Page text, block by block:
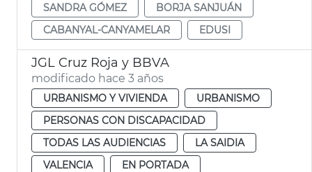
SANDRA GÓMEZ
BORJA SANJUÁN
CABANYAL-CANYAMELAR
EDUSI
JGL Cruz Roja y BBVA
modificado hace 3 años
URBANISMO Y VIVIENDA
URBANISMO
PERSONAS CON DISCAPACIDAD
TODAS LAS AUDIENCIAS
LA SAIDIA
VALENCIA
EN PORTADA